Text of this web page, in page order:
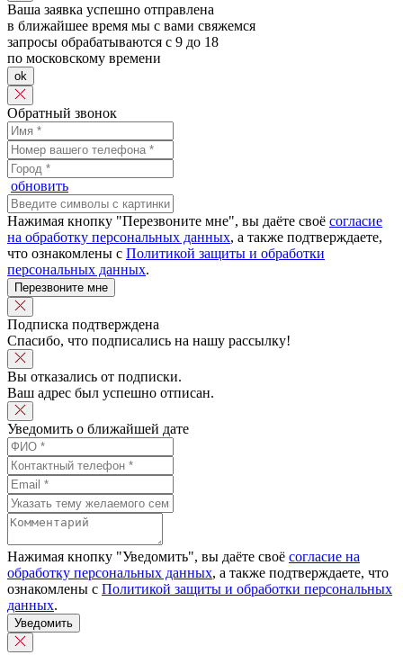
Ваша заявка успешно отправлена
в ближайшее время мы с вами свяжемся
запросы обрабатываются с 9 до 18
по московскому времени
ok
Обратный звонок
обновить
Нажимая кнопку "Перезвоните мне", вы даёте своё согласие
на обработку персональных данных, а также подтверждаете,
что ознакомлены с Политикой защиты и обработки
персональных данных.
Перезвоните мне
Подписка подтверждена
Спасибо, что подписались на нашу рассылку!
Вы отказались от подписки.
Ваш адрес был успешно отписан.
Уведомить о ближайшей дате
Нажимая кнопку "Уведомить", вы даёте своё согласие на
обработку персональных данных, а также подтверждаете, что
ознакомлены с Политикой защиты и обработки персональных
данных.
Уведомить